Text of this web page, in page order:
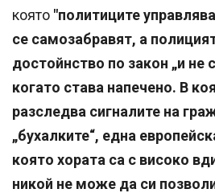
която "политиците
се самозабравят, а
достойнство по закон „и не
когато става напечено. В
разследва сигналите на
„бухалките“, една
която хората са с високо
никой не може да си